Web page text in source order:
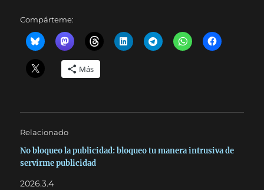
Compárteme:
Más
Relacionado
No bloqueo la publicidad: bloqueo tu manera intrusiva de
servirme publicidad
2026.3.4